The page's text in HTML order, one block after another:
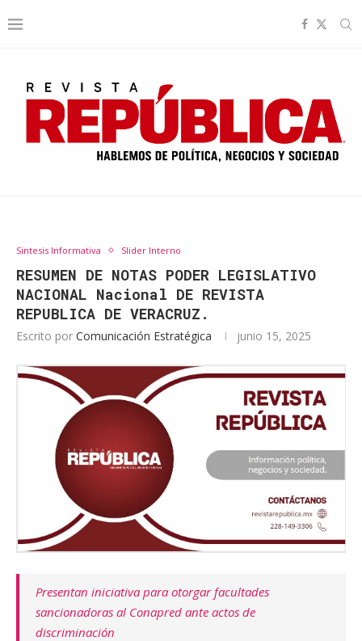
Sintesis Informativa Slider Interno
RESUMEN DE NOTAS PODER LEGISLATIVO
NACIONAL Nacional DE REVISTA
REPUBLICA DE VERACRUZ.
Escrito por Comunicación Estratégica junio 15, 2025
Presentan iniciativa para otorgar facultades
sancionadoras al Conapred ante actos de
discriminación